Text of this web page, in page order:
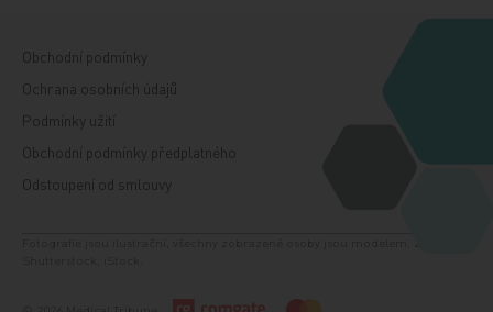
Obchodní podmínky
Ochrana osobních údajů
Podmínky užití
Obchodní podmínky předplatného
Odstoupení od smlouvy